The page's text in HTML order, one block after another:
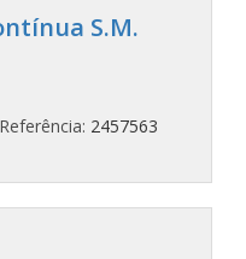
S.M.
Referência: 2457563